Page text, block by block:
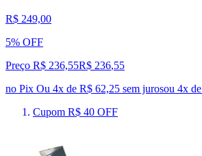
R$ 249,00
5% OFF
Preço R$ 236,55R$ 236,55
no Pix Ou 4x de R$ 62,25 sem jurosou 4x de
Cupom R$ 40 OFF